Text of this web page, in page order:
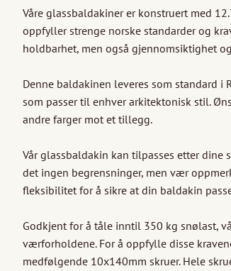
Våre glassbaldakiner er konstruert med
oppfyller strenge norske standarder og
holdbarhet, men også gjennomsiktighet
Denne baldakinen leveres som standard i
som passer til enhver arkitektonisk stil.
andre farger mot et tillegg.
Vår glassbaldakin kan tilpasses etter dine
det ingen begrensninger, men vær
fleksibilitet for å sikre at din baldakin
Godkjent for å tåle inntil 350 kg snølast,
værforholdene. For å oppfylle disse
medfølgende 10x140mm skruer. Hele